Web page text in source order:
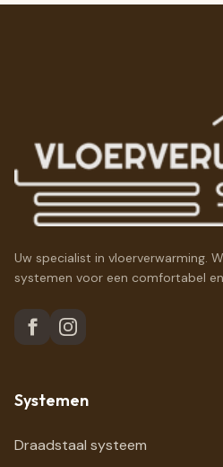
Uw specialist in vloerverwarming.
systemen voor een comfortabel
Systemen
Draadstaal systeem